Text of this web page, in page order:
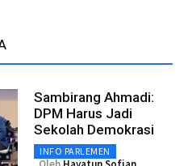
Sambirang Ahmadi:
DPM Harus Jadi
Sekolah Demokrasi
INFO PARLEMEN